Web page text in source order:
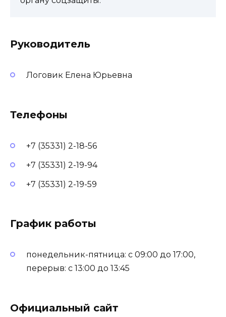
Руководитель
Логовик Елена Юрьевна
Телефоны
+7 (35331) 2-18-56
+7 (35331) 2-19-94
+7 (35331) 2-19-59
График работы
понедельник-пятница: с 09:00 до 17:00,
перерыв: с 13:00 до 13:45
Официальный сайт